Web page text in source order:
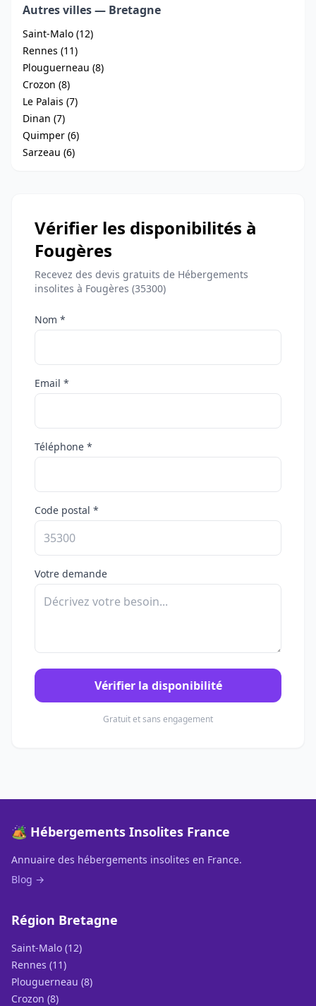
Autres villes — Bretagne
Saint-Malo (12)
Rennes (11)
Plouguerneau (8)
Crozon (8)
Le Palais (7)
Dinan (7)
Quimper (6)
Sarzeau (6)
Vérifier les disponibilités à
Fougères
Recevez des devis gratuits de Hébergements
insolites à Fougères (35300)
Nom *
Email *
Téléphone *
Code postal *
Votre demande
Vérifier la disponibilité
Gratuit et sans engagement
🏕️ Hébergements Insolites France
Annuaire des hébergements insolites en France.
Blog →
Région Bretagne
Saint-Malo (12)
Rennes (11)
Plouguerneau (8)
Crozon (8)